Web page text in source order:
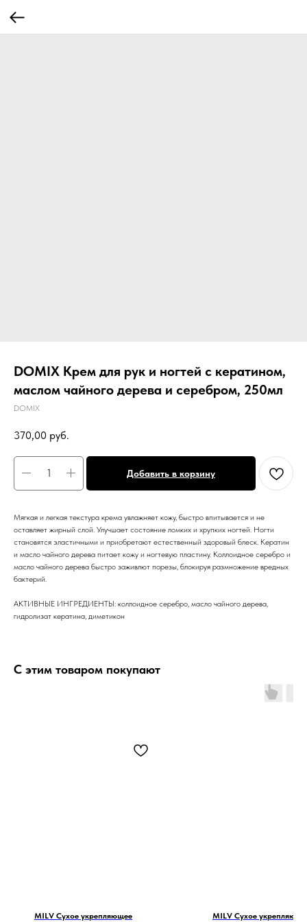
DOMIX Крем для рук и ногтей с кератином,
маслом чайного дерева и серебром, 250мл
DOMIX
370,00 руб.
Добавить в корзину
Мягкая и легкая текстура крема увлажняет кожу, быстро впитывается и не
оставляет жирный слой. Улучшает состояние ломких и хрупких ногтей. Ногти
становятся эластичными и приобретают естественный здоровый блеск. Кератин
и масло чайного дерева питает кожу и ногтевую пластину. Коллоидное серебро и
масло чайного дерева быстро заживлют порезы, блокируя размножение вредных
бактерий.
АКТИВНЫЕ ИНГРЕДИЕНТЫ: коллоидное серебро, масло чайного дерева,
гидролизат кератина, диметикон
С этим товаром покупают
MILV Сухое укрепляющее
MILV Сухое